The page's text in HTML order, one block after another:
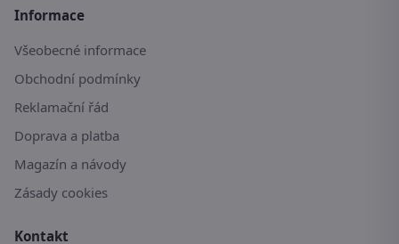
Informace
Všeobecné informace
Obchodní podmínky
Reklamační řád
Doprava a platba
Magazín a návody
Zásady cookies
Kontakt